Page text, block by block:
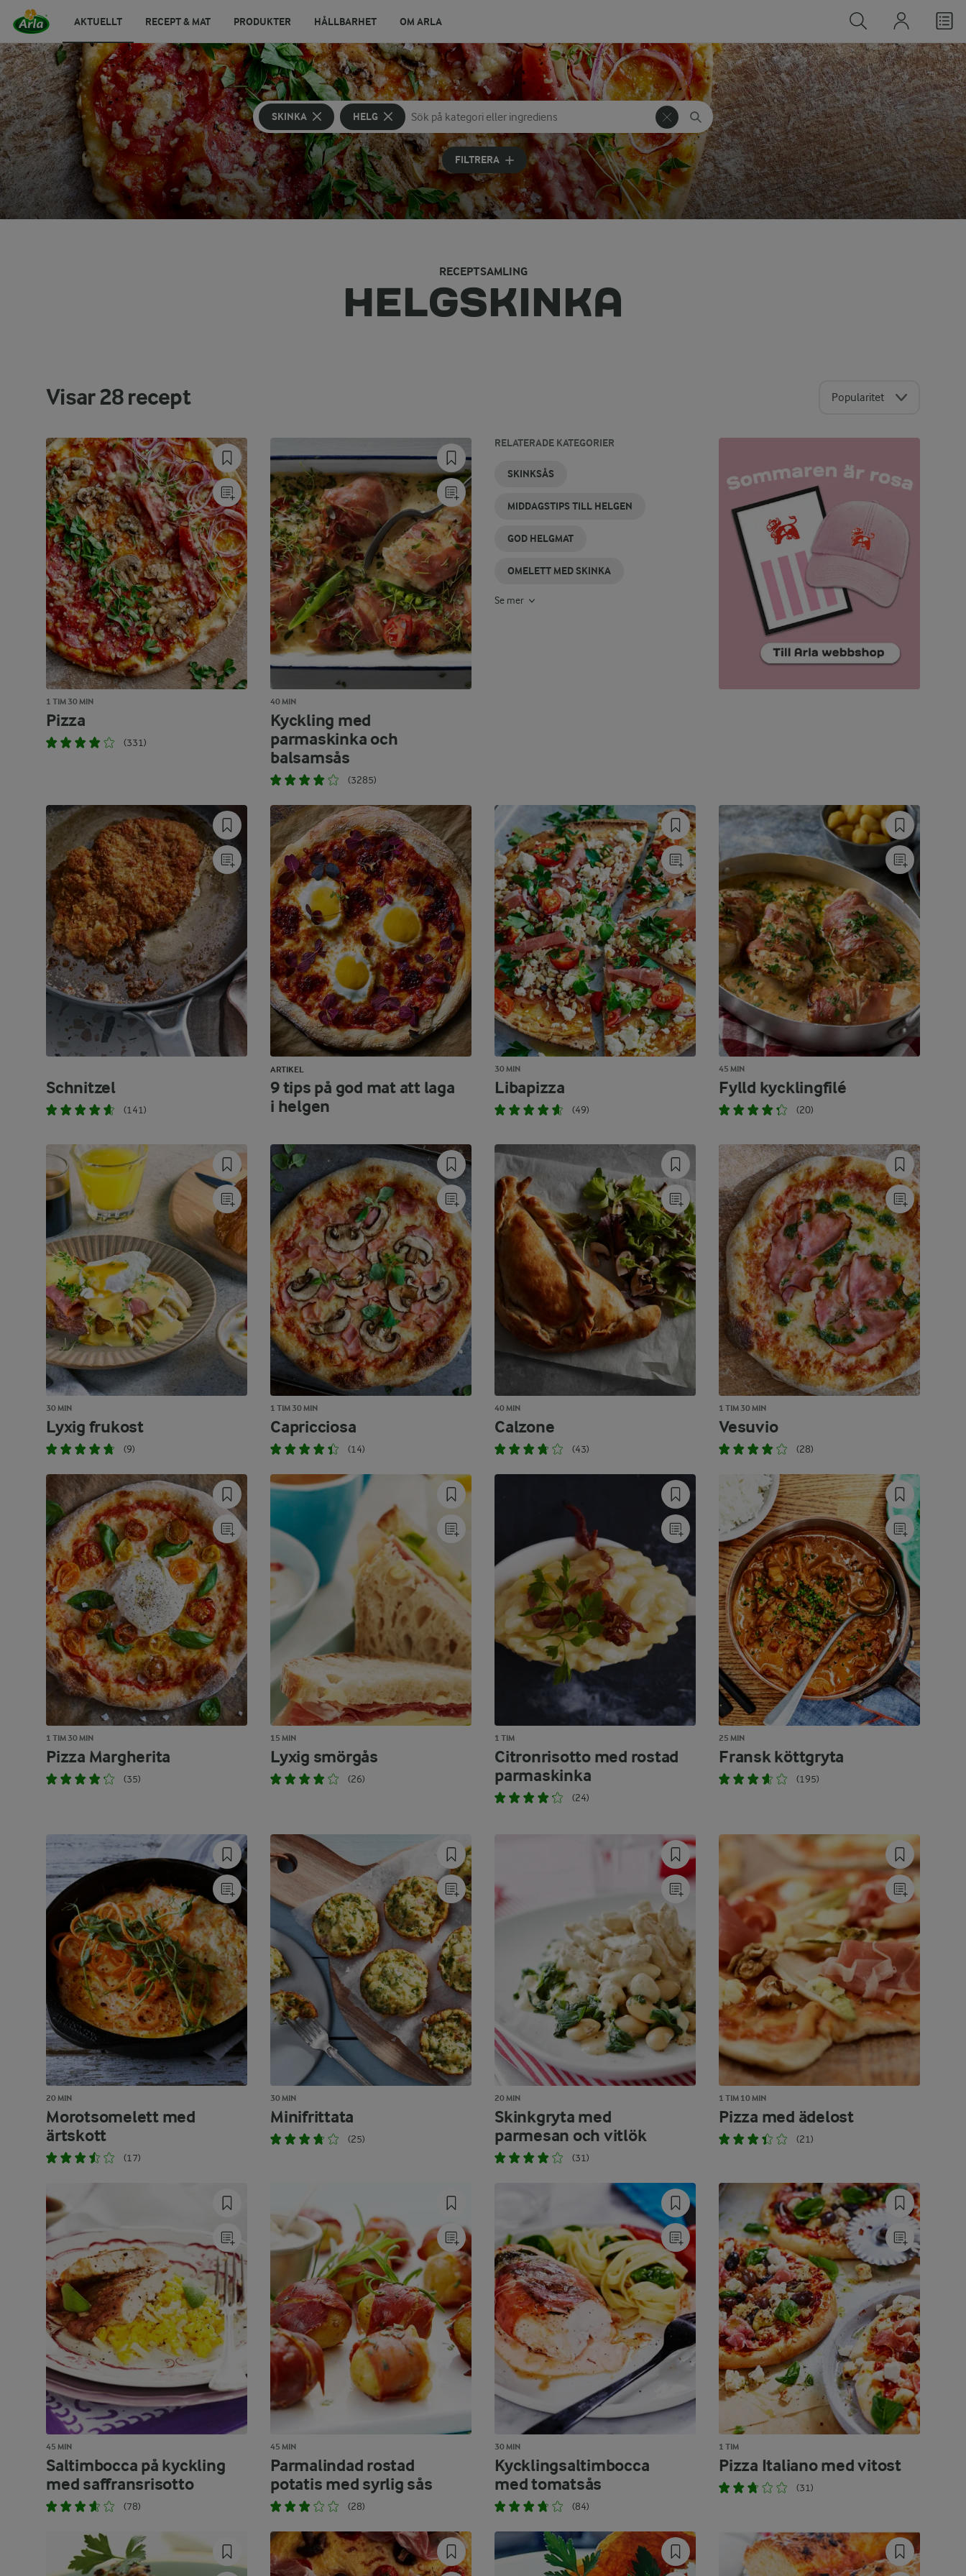
AKTUELLT RECEPT & MAT PRODUKTER HÅLLBARHET OM ARLA
SKINKA HELG
Sök på kategori eller ingrediens
Skriv in sökord för att få förslag
FILTRERA
RECEPTSAMLING
HELGSKINKA
Visar28recept Popularitet
1 TIM 30 MIN
Pizza
(331)
40 MIN
Kyckling med
parmaskinka och
balsamsås
(3285)
RELATERADE KATEGORIER
SKINKSÅS
MIDDAGSTIPS TILL HELGEN
GOD HELGMAT
OMELETT MED SKINKA
SKINKA
JULSKINKA
KOKA
SKINKA
ITALIENSK
SKINKA
MELON
OCH
SKINKA
PASTA
MED
SKINKA
Se mer
Schnitzel
(141)
ARTIKEL
9 tips på god mat att laga
i helgen
30 MIN
Libapizza
(49)
45 MIN
Fylld kycklingfilé
(20)
30 MIN
Lyxig frukost
(9)
1 TIM 30 MIN
Capricciosa
(14)
40 MIN
Calzone
(43)
1 TIM 30 MIN
Vesuvio
(28)
1 TIM 30 MIN
Pizza Margherita
(35)
15 MIN
Lyxig smörgås
(26)
1 TIM
Citronrisotto med rostad
parmaskinka
(24)
25 MIN
Fransk köttgryta
(195)
20 MIN
Morotsomelett med
ärtskott
(17)
30 MIN
Minifrittata
(25)
20 MIN
Skinkgryta med
parmesan och vitlök
(31)
1 TIM 10 MIN
Pizza med ädelost
(21)
45 MIN
Saltimbocca på kyckling
med saffransrisotto
(78)
45 MIN
Parmalindad rostad
potatis med syrlig sås
(28)
30 MIN
Kycklingsaltimbocca
med tomatsås
(84)
1 TIM
Pizza Italiano med vitost
(31)